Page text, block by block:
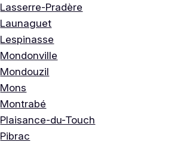
Lasserre-Pradère
Launaguet
Lespinasse
Mondonville
Mondouzil
Mons
Montrabé
Plaisance-du-Touch
Pibrac